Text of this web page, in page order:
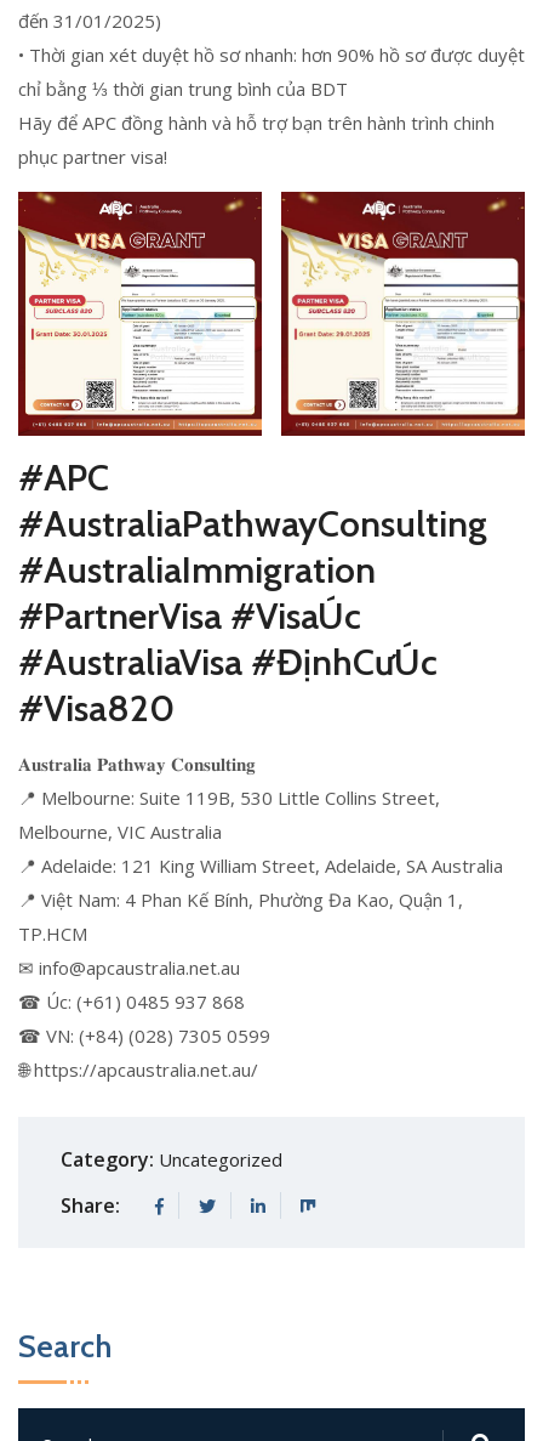
đến 31/01/2025)
• Thời gian xét duyệt hồ sơ nhanh: hơn 90% hồ sơ được duyệt
chỉ bằng ⅓ thời gian trung bình của BDT
Hãy để APC đồng hành và hỗ trợ bạn trên hành trình chinh
phục partner visa!
#APC
#AustraliaPathwayConsulting
#AustraliaImmigration
#PartnerVisa #VisaÚc
#AustraliaVisa #ĐịnhCưÚc
#Visa820
𝐀𝐮𝐬𝐭𝐫𝐚𝐥𝐢𝐚 𝐏𝐚𝐭𝐡𝐰𝐚𝐲 𝐂𝐨𝐧𝐬𝐮𝐥𝐭𝐢𝐧𝐠
📍 Melbourne: Suite 119B, 530 Little Collins Street,
Melbourne, VIC Australia
📍 Adelaide: 121 King William Street, Adelaide, SA Australia
📍 Việt Nam: 4 Phan Kế Bính, Phường Đa Kao, Quận 1,
TP.HCM
✉ info@apcaustralia.net.au
☎ Úc: (+61) 0485 937 868
☎ VN: (+84) (028) 7305 0599
🌐 https://apcaustralia.net.au/
Category: Uncategorized
Share:
Search